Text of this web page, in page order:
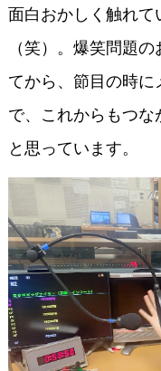
面白おかしく触れ
（笑）。爆笑問題
てから、節目の時
で、これからもつ
と思っています。